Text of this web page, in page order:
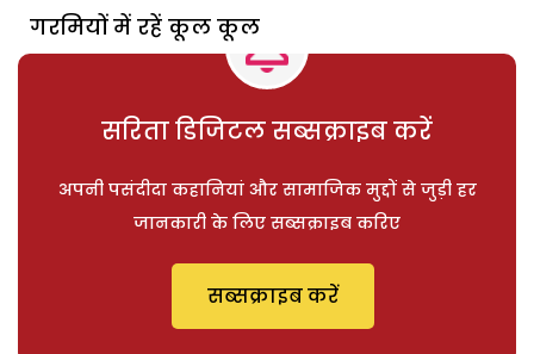
गरमियों में रहें कूल कूल
सरिता डिजिटल सब्सक्राइब करें
अपनी पसंदीदा कहानियां और सामाजिक मुद्दों से जुड़ी हर
जानकारी के लिए सब्सक्राइब करिए
सब्सक्राइब करें